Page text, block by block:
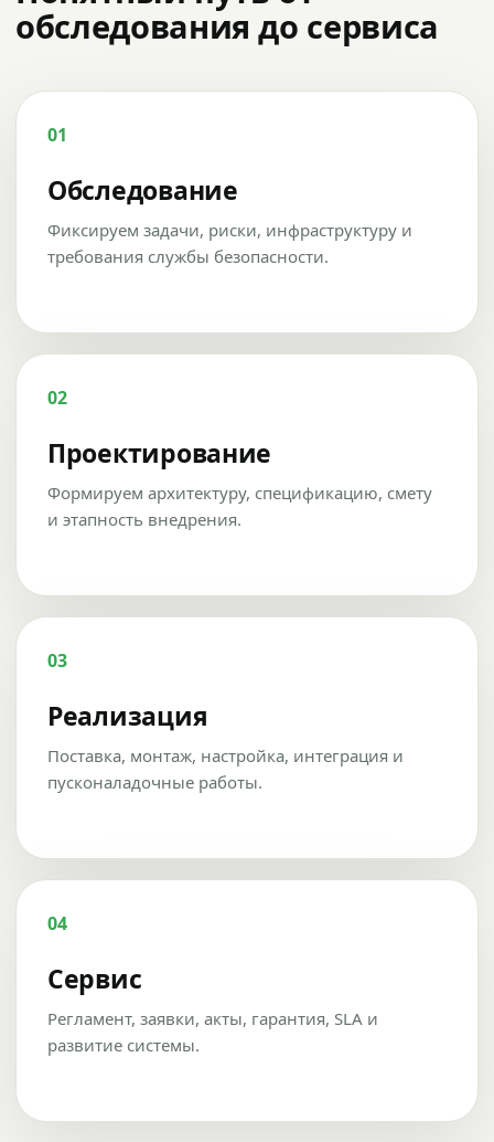
обследования до сервиса
01
Обследование
Фиксируем задачи, риски, инфраструктуру и
требования службы безопасности.
02
Проектирование
Формируем архитектуру, спецификацию, смету
и этапность внедрения.
03
Реализация
Поставка, монтаж, настройка, интеграция и
пусконаладочные работы.
04
Сервис
Регламент, заявки, акты, гарантия, SLA и
развитие системы.